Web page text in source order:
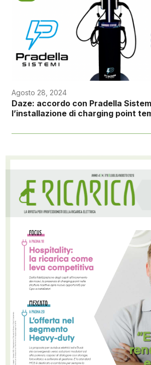
Agosto 28, 2024
Daze: accordo con Pradella
l’installazione di charging point